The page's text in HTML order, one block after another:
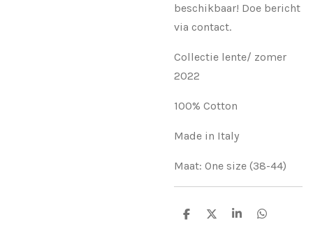
beschikbaar! Doe bericht
via contact.
Collectie lente/ zomer
2022
100% Cotton
Made in Italy
Maat: One size (38-44)
S
S
S
S